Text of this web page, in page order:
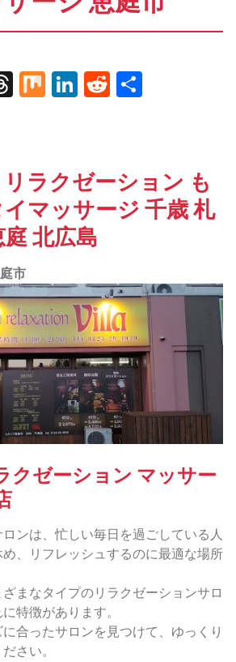
Threads
MixLinkedIn
Reddit
ラクゼーション も
マッサージ 千歳 札
北広島
市
クゼーション マッサー
ンは、忙しい毎日を過ごしている人
、リフレッシュするのに最適な場所
まなタイプのリラクゼーションサロ
特徴があります。
合ったサロンを見つけて、ゆっくり
さい。